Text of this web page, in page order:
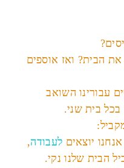
הבית? ואז אוספים
עבורינו השואב
בכל בית שני.
יוצאים לעבודה,
הבית שלנו נקי.